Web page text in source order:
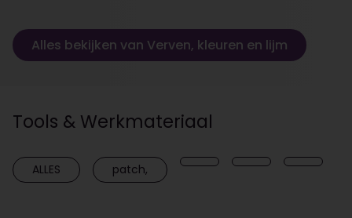
Alles bekijken van Verven, kleuren en lijm
Tools & Werkmateriaal
ALLES patch,